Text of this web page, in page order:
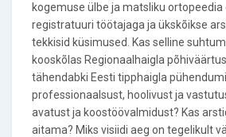
kogemuse ülbe ja matsliku ortopeedia
registratuuri töötajaga ja ükskõikse
tekkisid küsimused. Kas selline
kooskõlas Regionaalhaigla
tähendabki Eesti tipphaigla
professionaalsust, hoolivust ja
avatust ja koostöövalmidust? Kas
aitama? Miks visiidi aeg on tegelikult